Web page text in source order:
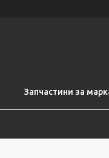
Запчастини за